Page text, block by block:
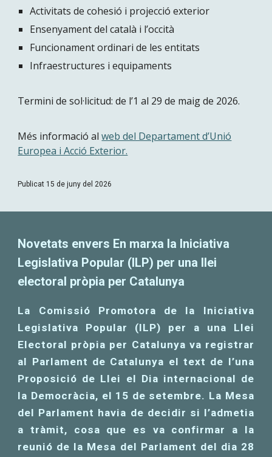
Activitats de cohesió i projecció exterior
Ensenyament del català i l’occità
Funcionament ordinari de les entitats
Infraestructures i equipaments
Termini de sol·licitud: de l’1 al 29 de maig de 2026.
Més informació alweb del Departament d’Unió
Europea i Acció Exterior.
Publicat 15 de juny del 2026
Novetats envers En marxa la Iniciativa
Legislativa Popular (ILP) per una llei
electoral pròpia per Catalunya
La Comissió Promotora de la Iniciativa
Legislativa Popular (ILP) per a una Llei
Electoral pròpia per Catalunya va registrar
al Parlament de Catalunya el text de l’una
Proposició de Llei el Dia internacional de
la Democràcia, el 15 de setembre. La Mesa
del Parlament havia de decidir si l’admetia
a tràmit, cosa que es va confirmar a la
reunió de la Mesa del Parlament del dia 28